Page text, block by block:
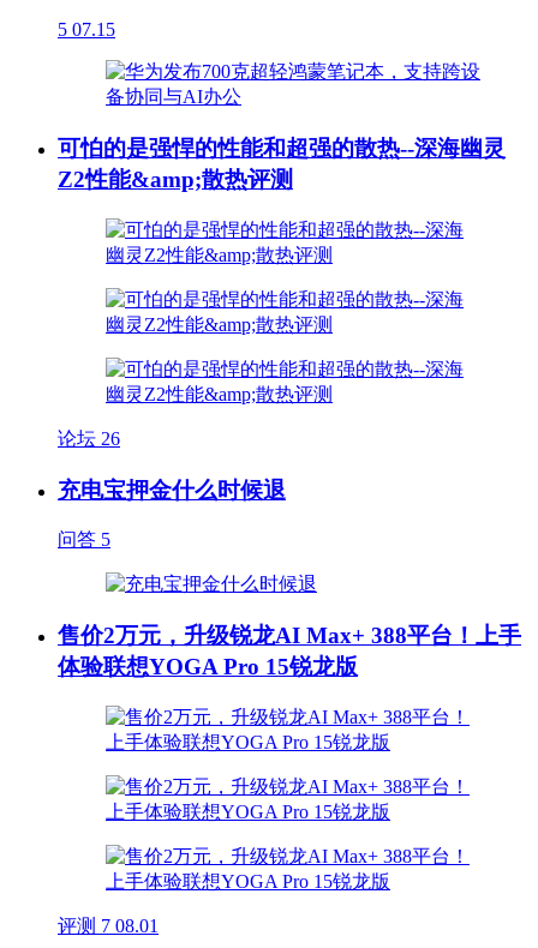
5 07.15
可怕的是强悍的性能和超强的散热--深海幽灵
Z2性能&amp;散热评测
论坛 26
充电宝押金什么时候退
问答 5
售价2万元，升级锐龙AI Max+ 388平台！上手
体验联想YOGA Pro 15锐龙版
评测 7 08.01